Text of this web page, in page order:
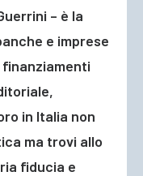
– è la
e imprese
in Italia non
ma trovi allo
fiducia e